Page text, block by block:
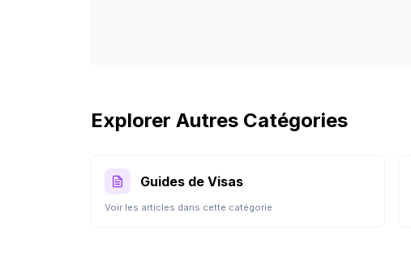
Explorer Autres Catégories
Guides de Visas
Voir les articles dans cette catégorie